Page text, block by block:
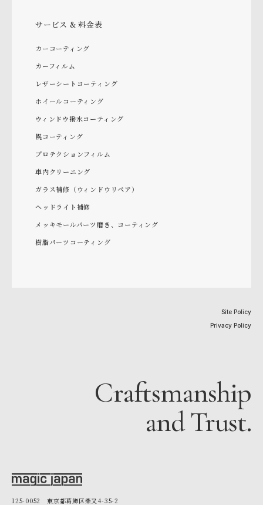
サービス & 料金表
カーコーティング
カーフィルム
レザーシートコーティング
ホイールコーティング
ウィンドウ撥水コーティング
幌コーティング
プロテクションフィルム
車内クリーニング
ガラス補修（ウィンドウリペア）
ヘッドライト補修
メッキモールパーツ磨き、コーティング
樹脂パーツコーティング
Site Policy
Privacy Policy
Craftsmanship
and Trust.
125-0052 東京都葛飾区柴又4-35-2